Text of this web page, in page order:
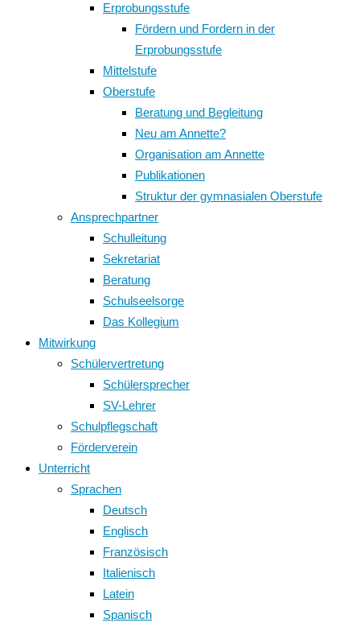
Erprobungsstufe
Fördern und Fordern in der
Erprobungsstufe
Mittelstufe
Oberstufe
Beratung und Begleitung
Neu am Annette?
Organisation am Annette
Publikationen
Struktur der gymnasialen Oberstufe
Ansprechpartner
Schulleitung
Sekretariat
Beratung
Schulseelsorge
Das Kollegium
Mitwirkung
Schülervertretung
Schülersprecher
SV-Lehrer
Schulpflegschaft
Förderverein
Unterricht
Sprachen
Deutsch
Englisch
Französisch
Italienisch
Latein
Spanisch